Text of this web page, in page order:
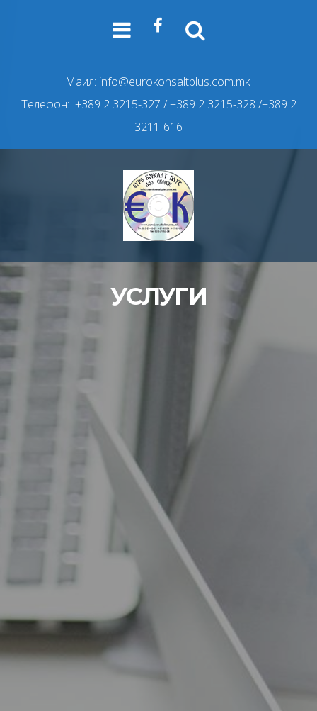
Маил: info@eurokonsaltplus.com.mk
Телефон: +389 2 3215-327 / +389 2 3215-328 /+389 2
3211-616
УСЛУГИ